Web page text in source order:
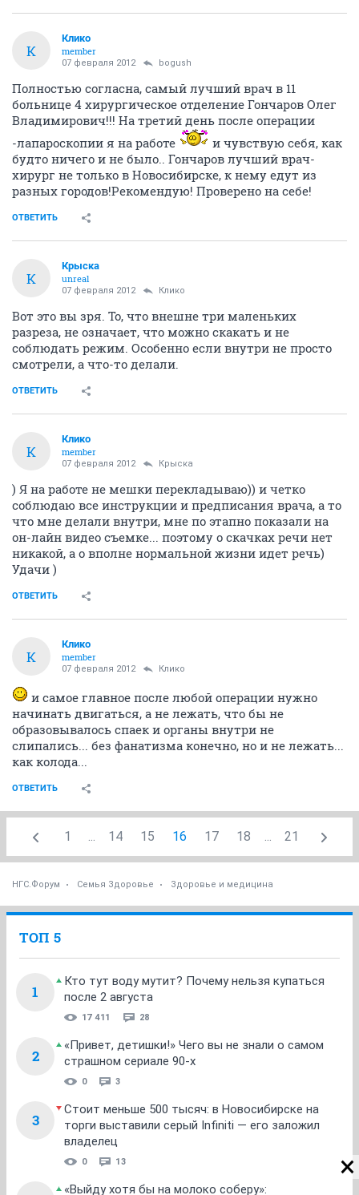
К
Клико
member
07 февраля 2012 bogush
Полностью согласна, самый лучший врач в 11
больнице 4 хирургическое отделение Гончаров Олег
Владимирович!!! На третий день после операции
-лапароскопии я на работе
и чувствую себя, как
будто ничего и не было.. Гончаров лучший врач-
хирург не только в Новосибирске, к нему едут из
разных городов!Рекомендую! Проверено на себе!
ОТВЕТИТЬ
К
Крыска
unreal
07 февраля 2012 Клико
Вот это вы зря. То, что внешне три маленьких
разреза, не означает, что можно скакать и не
соблюдать режим. Особенно если внутри не просто
смотрели, а что-то делали.
ОТВЕТИТЬ
К
Клико
member
07 февраля 2012 Крыска
) Я на работе не мешки перекладываю)) и четко
соблюдаю все инструкции и предписания врача, а то
что мне делали внутри, мне по этапно показали на
он-лайн видео съемке... поэтому о скачках речи нет
никакой, а о вполне нормальной жизни идет речь)
Удачи )
ОТВЕТИТЬ
К
Клико
member
07 февраля 2012 Клико
и самое главное после любой операции нужно
начинать двигаться, а не лежать, что бы не
образовывалось спаек и органы внутри не
слипались... без фанатизма конечно, но и не лежать...
как колода...
ОТВЕТИТЬ
1 ... 14 15 16 17 18 ... 21
НГС.Форум Семья Здоровье Здоровье и медицина
ТОП 5
1
Кто тут воду мутит? Почему нельзя купаться
после 2 августа
17 411 28
2
«Привет, детишки!» Чего вы не знали о самом
страшном сериале 90-х
0 3
3
Стоит меньше 500 тысяч: в Новосибирске на
торги выставили серый Infiniti — его заложил
владелец
0 13
«Выйду хотя бы на молоко соберу»: